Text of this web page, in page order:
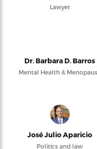
Lawyer
Dr. Barbara D. Barros
Mental Health &
José Julio Aparicio
Politics and law